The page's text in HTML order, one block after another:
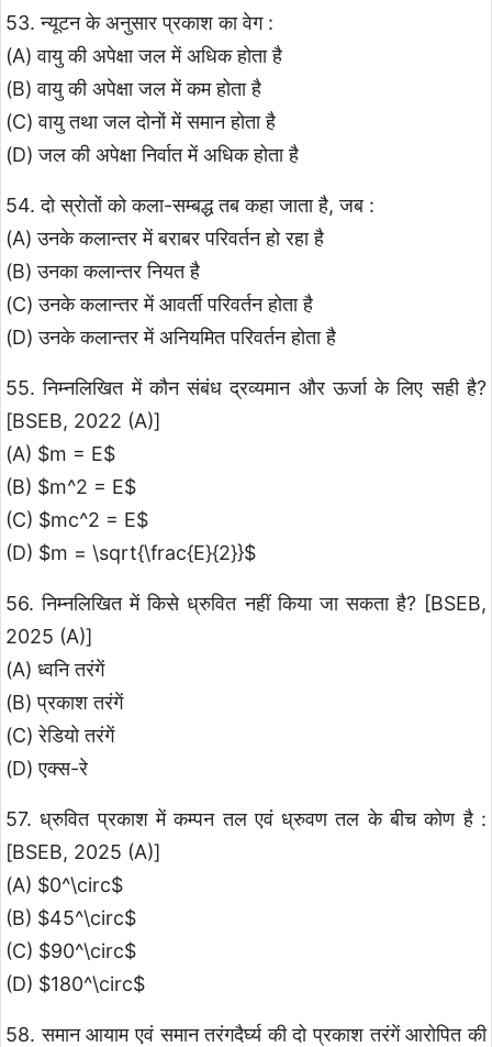
53. न्यूटन के अनुसार प्रकाश का वेग :
(A) वायु की अपेक्षा जल में अधिक होता है
(B) वायु की अपेक्षा जल में कम होता है
(C) वायु तथा जल दोनों में समान होता है
(D) जल की अपेक्षा निर्वात में अधिक होता है
54. दो स्रोतों को कला-सम्बद्ध तब कहा जाता है, जब :
(A) उनके कलान्तर में बराबर परिवर्तन हो रहा है
(B) उनका कलान्तर नियत है
(C) उनके कलान्तर में आवर्ती परिवर्तन होता है
(D) उनके कलान्तर में अनियमित परिवर्तन होता है
55. निम्नलिखित में कौन संबंध द्रव्यमान और ऊर्जा के लिए सही है?
[BSEB, 2022 (A)]
(A) $m = E$
(B) $m^2 = E$
(C) $mc^2 = E$
(D) $m = \sqrt{\frac{E}{2}}$
56. निम्नलिखित में किसे ध्रुवित नहीं किया जा सकता है? [BSEB,
2025 (A)]
(A) ध्वनि तरंगें
(B) प्रकाश तरंगें
(C) रेडियो तरंगें
(D) एक्स-रे
57. ध्रुवित प्रकाश में कम्पन तल एवं ध्रुवण तल के बीच कोण है :
[BSEB, 2025 (A)]
(A) $0^\circ$
(B) $45^\circ$
(C) $90^\circ$
(D) $180^\circ$
58. समान आयाम एवं समान तरंगदैर्घ्य की दो प्रकाश तरंगें आरोपित की